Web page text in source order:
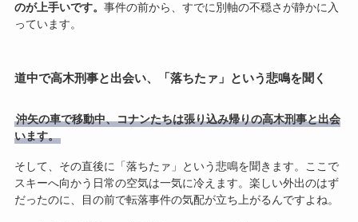
のが上手いです。 事件の前から、すでに別軸の不穏さが静かに入
っています。
道中で高木刑事と出会い、「落ちたァ」という悲鳴を聞く
沖矢の車で移動中、コナンたちは張り込み帰りの高木刑事と出会
います。
そして、その直後に「落ちたァ」という悲鳴を聞きます。ここで
スキーへ向かう日常の空気は一気に冷えます。楽しい外出のはず
だったのに、目の前で転落事件の気配が立ち上がるんですよね。